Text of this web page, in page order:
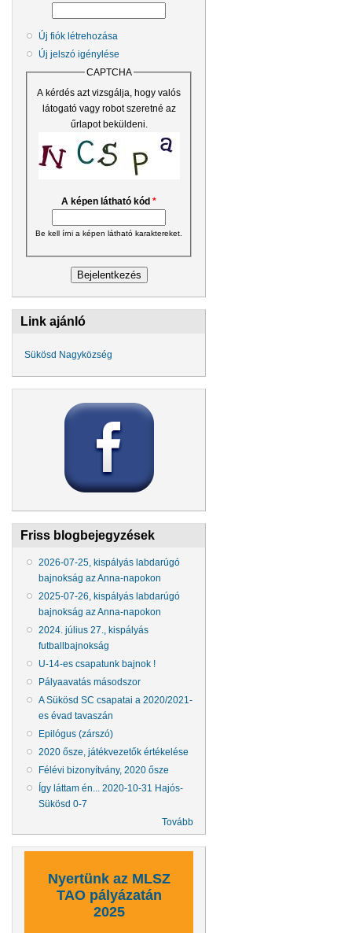
Új fiók létrehozása
Új jelszó igénylése
CAPTCHA
A kérdés azt vizsgálja, hogy valós
látogató vagy robot szeretné az
űrlapot beküldeni.
A képen látható kód *
Be kell írni a képen látható karaktereket.
Link ajánló
Sükösd Nagyközség
Friss blogbejegyzések
2026-07-25, kispályás labdarúgó
bajnokság az Anna-napokon
2025-07-26, kispályás labdarúgó
bajnokság az Anna-napokon
2024. július 27., kispályás
futballbajnokság
U-14-es csapatunk bajnok !
Pályaavatás másodszor
A Sükösd SC csapatai a 2020/2021-
es évad tavaszán
Epilógus (zárszó)
2020 ősze, játékvezetők értékelése
Félévi bizonyítvány, 2020 ősze
Így láttam én... 2020-10-31 Hajós-
Sükösd 0-7
Tovább
Nyertünk az MLSZ
TAO pályázatán
2025